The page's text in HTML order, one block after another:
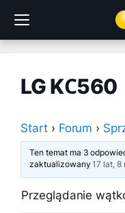
treści
LG KС560
Start › Forum ›
Ten temat ma 3
zaktualizowany17 lat, 8
Przeglądanie